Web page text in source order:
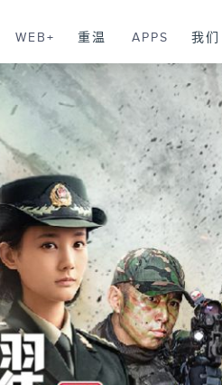
WEB+ 重温 APPS 我们